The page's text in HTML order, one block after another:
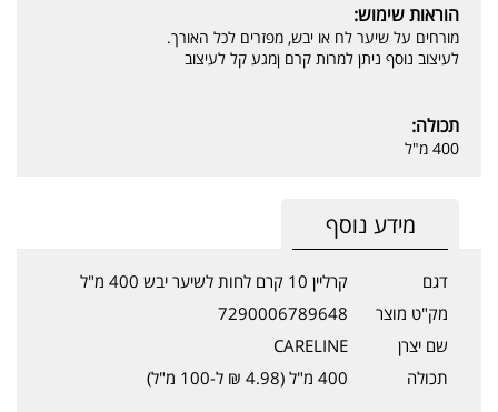
הוראות שימוש:
מורחים על שיער לח או יבש, מפזרים לכל האורך.
לעיצוב נוסף ניתן למרות קרם ןמגע קל לעיצוב
תכולה:
400 מ"ל
מידע נוסף
דגם
קרליין 10 קרם לחות לשיער יבש 400 מ"ל
מק"ט מוצר
7290006789648
שם יצרן
CARELINE
תכולה
400 מ"ל (4.98 ₪ ל-100 מ"ל)